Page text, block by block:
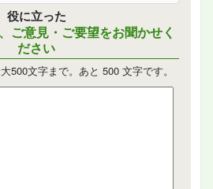
役に立った
ご意見・ご要望をお聞かせく
ださい
500文字まで。あと 500 文字です。